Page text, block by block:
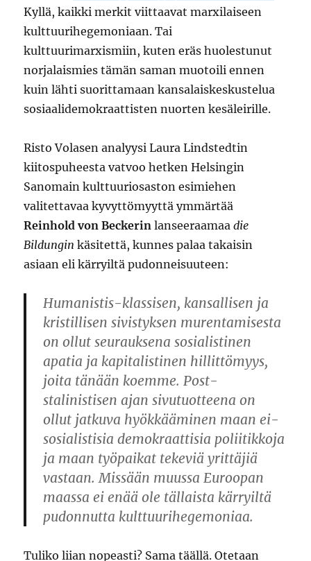
Kyllä, kaikki merkit viittaavat marxilaiseen
kulttuurihegemoniaan. Tai
kulttuurimarxismiin, kuten eräs huolestunut
norjalaismies tämän saman muotoili ennen
kuin lähti suorittamaan kansalaiskeskustelua
sosiaalidemokraattisten nuorten kesäleirille.
Risto Volasen analyysi Laura Lindstedtin
kiitospuheesta vatvoo hetken Helsingin
Sanomain kulttuuriosaston esimiehen
valitettavaa kyvyttömyyttä ymmärtää
Reinhold von Beckerin lanseeraamaadie
Bildungin käsitettä, kunnes palaa takaisin
asiaan eli kärryiltä pudonneisuuteen:
Humanistis-klassisen, kansallisen ja
kristillisen sivistyksen murentamisesta
on ollut seurauksena sosialistinen
apatia ja kapitalistinen hillittömyys,
joita tänään koemme. Post-
stalinistisen ajan sivutuotteena on
ollut jatkuva hyökkääminen maan ei-
sosialistisia demokraattisia poliitikkoja
ja maan työpaikat tekeviä yrittäjiä
vastaan. Missään muussa Euroopan
maassa ei enää ole tällaista kärryiltä
pudonnutta kulttuurihegemoniaa.
Tuliko liian nopeasti? Sama täällä. Otetaan